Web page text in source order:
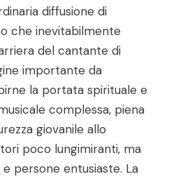
diffusione di
che inevitabilmente
del cantante di
importante da
la portata spirituale e
complessa, piena
giovanile allo
poco lungimiranti, ma
persone entusiaste. La